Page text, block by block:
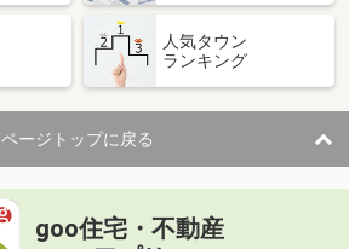
人気タウン
ランキング
ページトップに戻る
goo住宅・不動産